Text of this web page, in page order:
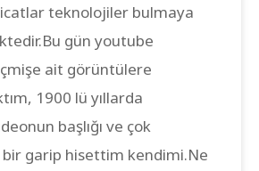
teknolojiler bulmaya
gün youtube
ait görüntülere
1900 lü yıllarda
başlığı ve çok
garip hisettim kendimi.Ne